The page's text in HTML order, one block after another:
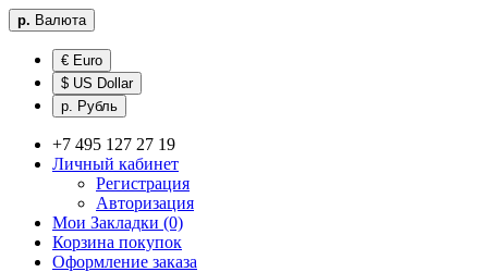
р. Валюта
€ Euro
$ US Dollar
р. Рубль
+7 495 127 27 19
Личный кабинет
Регистрация
Авторизация
Мои Закладки (0)
Корзина покупок
Оформление заказа